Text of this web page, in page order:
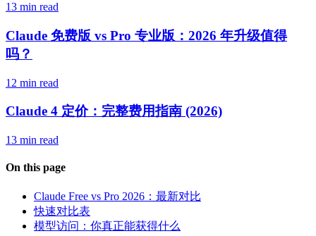
13 min read
Claude 免费版 vs Pro 专业版：2026 年升级值得
吗？
12 min read
Claude 4 定价：完整费用指南 (2026)
13 min read
On this page
Claude Free vs Pro 2026：最新对比
快速对比表
模型访问：你真正能获得什么